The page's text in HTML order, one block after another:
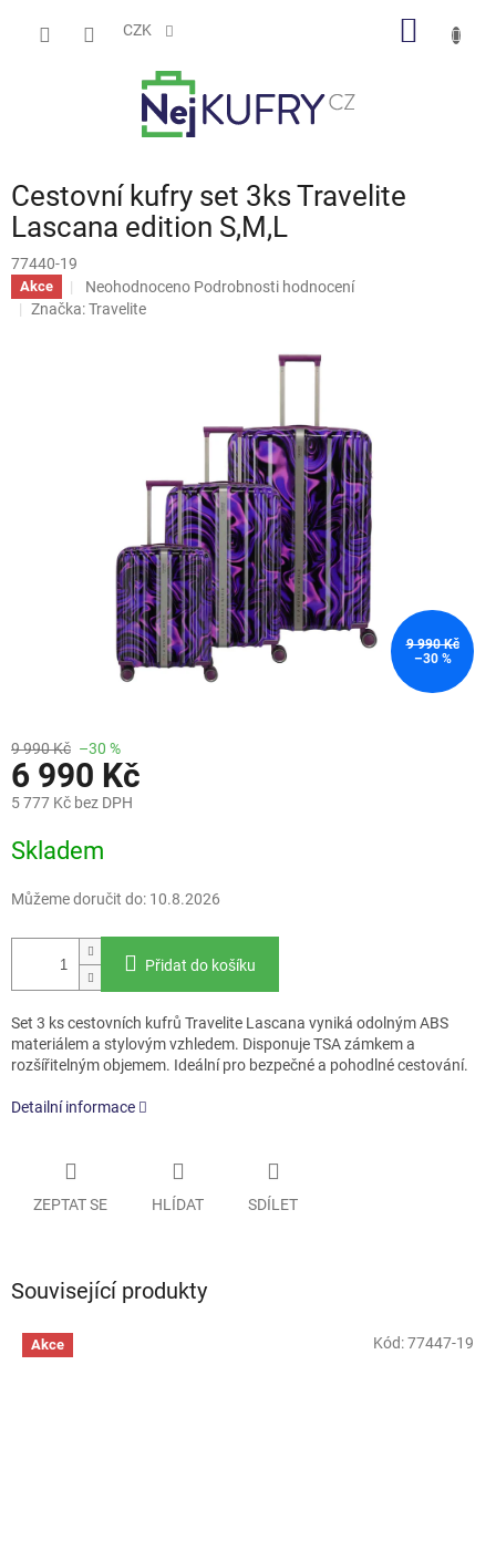
CZK
Cestovní kufry set 3ks Travelite
Lascana edition S,M,L
77440-19
Akce
Průměrné
hodnocení
Neohodnoceno Podrobnosti hodnocení
Značka:Travelite
9 990 Kč
–30 %
9 990 Kč –30 %
6 990 Kč
5 777 Kč bez DPH
cena:
Skladem
Můžeme doručit do: 10.8.2026
Přidat do košíku
Set 3 ks cestovních kufrů Travelite Lascana vyniká odolným ABS
materiálem a stylovým vzhledem. Disponuje TSA zámkem a
rozšířitelným objemem. Ideální pro bezpečné a pohodlné cestování.
Detailní informace
ZEPTAT SE HLÍDAT SDÍLET
Související produkty
Akce Kód:77447-19